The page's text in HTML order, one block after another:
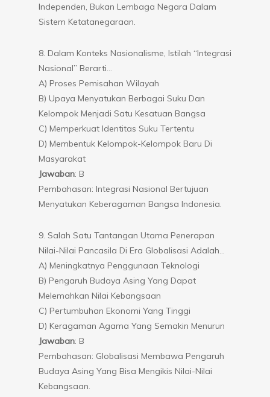
Independen, Bukan Lembaga Negara Dalam
Sistem Ketatanegaraan.
8. Dalam Konteks Nasionalisme, Istilah “Integrasi
Nasional” Berarti…
A) Proses Pemisahan Wilayah
B) Upaya Menyatukan Berbagai Suku Dan
Kelompok Menjadi Satu Kesatuan Bangsa
C) Memperkuat Identitas Suku Tertentu
D) Membentuk Kelompok-Kelompok Baru Di
Masyarakat
Jawaban: B
Pembahasan: Integrasi Nasional Bertujuan
Menyatukan Keberagaman Bangsa Indonesia.
9. Salah Satu Tantangan Utama Penerapan
Nilai-Nilai Pancasila Di Era Globalisasi Adalah…
A) Meningkatnya Penggunaan Teknologi
B) Pengaruh Budaya Asing Yang Dapat
Melemahkan Nilai Kebangsaan
C) Pertumbuhan Ekonomi Yang Tinggi
D) Keragaman Agama Yang Semakin Menurun
Jawaban: B
Pembahasan: Globalisasi Membawa Pengaruh
Budaya Asing Yang Bisa Mengikis Nilai-Nilai
Kebangsaan.